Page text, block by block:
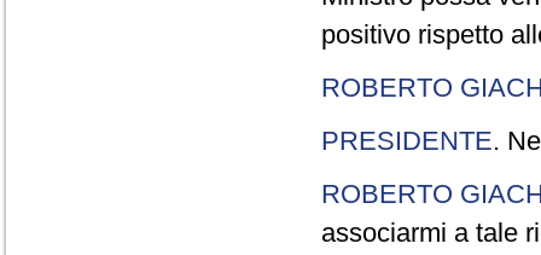
positivo rispetto
ROBERTO
PRESIDENTE.
ROBERTO
associarmi a tale